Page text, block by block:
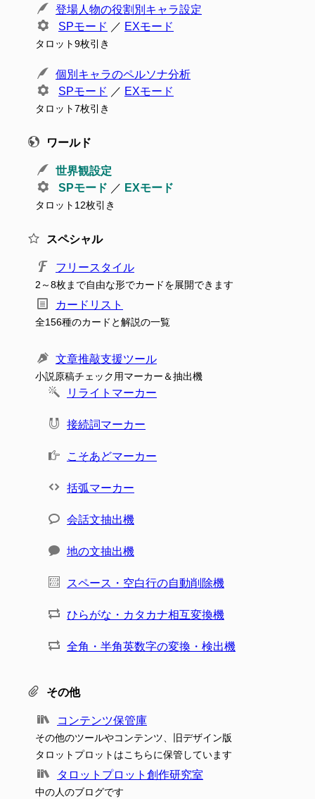
登場人物の役割別キャラ設定
SPモード ／ EXモード
タロット9枚引き
個別キャラのペルソナ分析
SPモード ／ EXモード
タロット7枚引き
ワールド
世界観設定
SPモード ／ EXモード
タロット12枚引き
スペシャル
フリースタイル
2～8枚まで自由な形でカードを展開できます
カードリスト
全156種のカードと解説の一覧
文章推敲支援ツール
小説原稿チェック用マーカー＆抽出機
リライトマーカー
接続詞マーカー
こそあどマーカー
括弧マーカー
会話文抽出機
地の文抽出機
スペース・空白行の自動削除機
ひらがな・カタカナ相互変換機
全角・半角英数字の変換・検出機
その他
コンテンツ保管庫
その他のツールやコンテンツ、旧デザイン版
タロットプロットはこちらに保管しています
タロットプロット創作研究室
中の人のブログです